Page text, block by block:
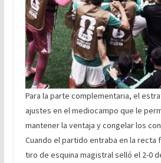
Para la parte complementaria, el
ajustes en el mediocampo que le
mantener la ventaja y congelar los
Cuando el partido entraba en la recta
tiro de esquina magistral selló el 2-0